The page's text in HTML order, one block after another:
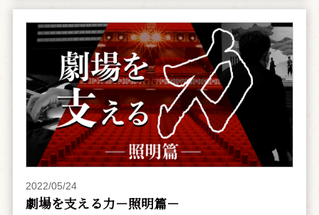
2022/05/24
劇場を支える力－照明篇－